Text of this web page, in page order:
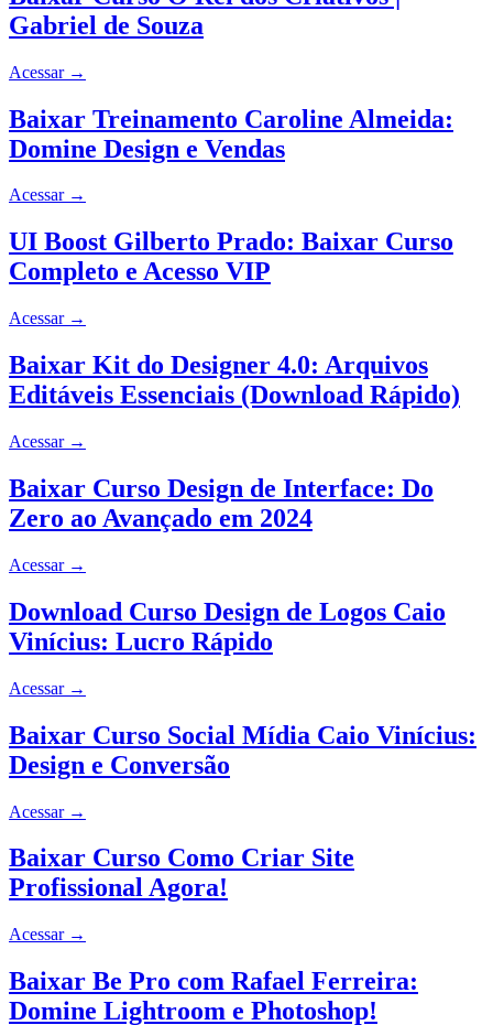
Gabriel de Souza
Acessar →
Baixar Treinamento Caroline Almeida:
Domine Design e Vendas
Acessar →
UI Boost Gilberto Prado: Baixar Curso
Completo e Acesso VIP
Acessar →
Baixar Kit do Designer 4.0: Arquivos
Editáveis Essenciais (Download Rápido)
Acessar →
Baixar Curso Design de Interface: Do
Zero ao Avançado em 2024
Acessar →
Download Curso Design de Logos Caio
Vinícius: Lucro Rápido
Acessar →
Baixar Curso Social Mídia Caio Vinícius:
Design e Conversão
Acessar →
Baixar Curso Como Criar Site
Profissional Agora!
Acessar →
Baixar Be Pro com Rafael Ferreira:
Domine Lightroom e Photoshop!